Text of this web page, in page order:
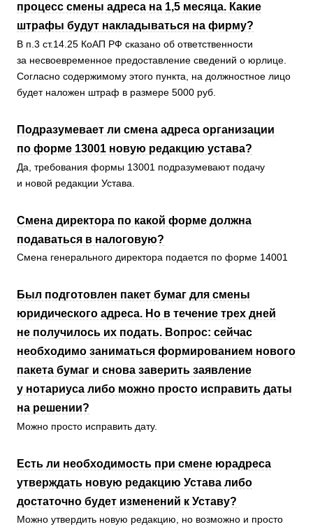
процесс смены адреса на 1,5 месяца. Какие
штрафы будут накладываться на фирму?
В п.3 ст.14.25 КоАП РФ сказано об ответственности
за несвоевременное предоставление сведений о юрлице.
Согласно содержимому этого пункта, на должностное лицо
будет наложен штраф в размере 5000 руб.
Подразумевает ли смена адреса организации
по форме 13001 новую редакцию устава?
Да, требования формы 13001 подразумевают подачу
и новой редакции Устава.
Смена директора по какой форме должна
подаваться в налоговую?
Смена генерального директора подается по форме 14001
Был подготовлен пакет бумаг для смены
юридического адреса. Но в течение трех дней
не получилось их подать. Вопрос: сейчас
необходимо заниматься формированием нового
пакета бумаг и снова заверить заявление
у нотариуса либо можно просто исправить даты
на решении?
Можно просто исправить дату.
Есть ли необходимость при смене юрадреса
утверждать новую редакцию Устава либо
достаточно будет изменений к Уставу?
Можно утвердить новую редакцию, но возможно и просто